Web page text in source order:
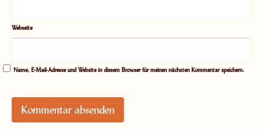
Webseite
Name, E-Mail-Adresse und Website in diesem Browser für meinen nächsten Kommentar speichern.